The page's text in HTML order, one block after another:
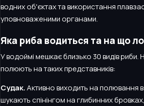
водних об'єктах та використання
уповноваженими органами.
Яка риба водиться та на що
У водоймі мешкає близько 30 видів риби.
полюють на таких представників:
Судак.Активно виходить на полювання
шукають спінінгом на глибинних